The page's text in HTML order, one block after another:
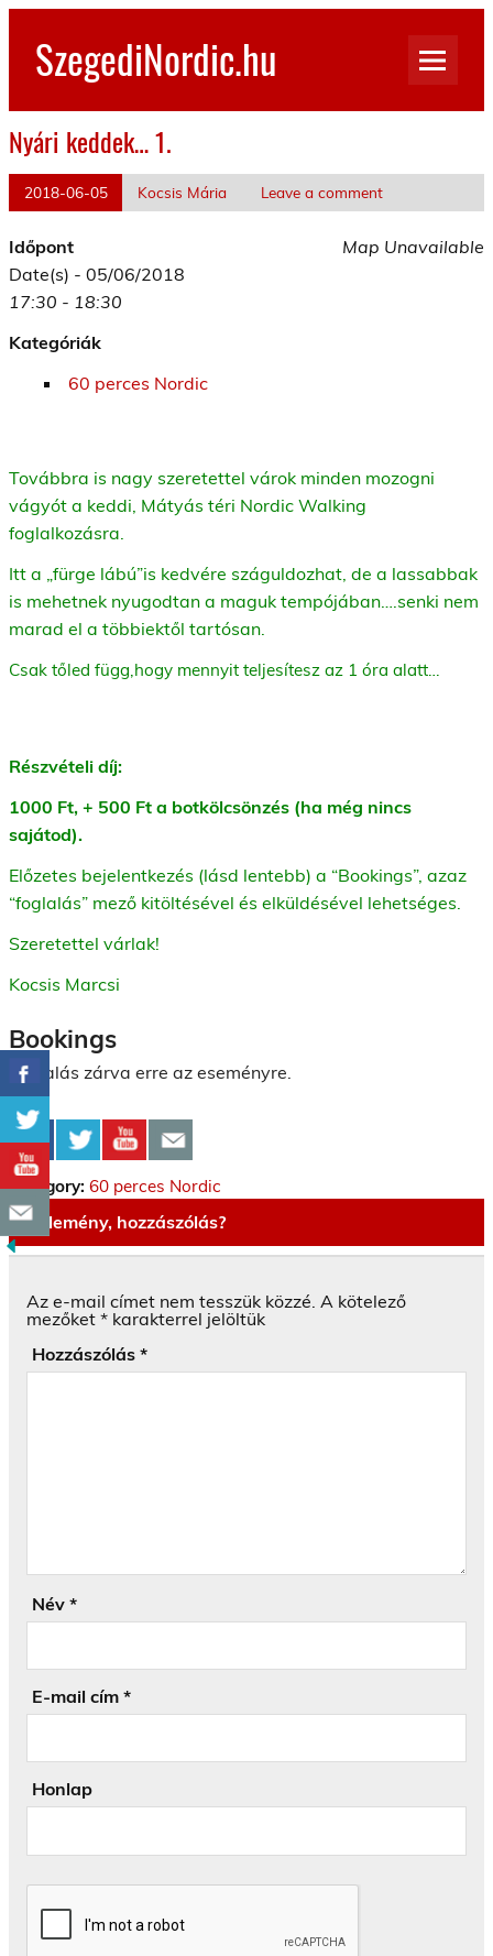
Skip
contentSzegediNordic.hu
Nyári keddek… 1.
2018-06-05 Kocsis Mária Leave a comment
Map Unavailable
Időpont
Date(s) - 05/06/2018
17:30 - 18:30
Kategóriák
60 perces Nordic
Továbbra is nagy szeretettel várok minden mozogni
vágyót a keddi, Mátyás téri Nordic Walking
foglalkozásra.
Itt a „fürge lábú”is kedvére száguldozhat, de a lassabbak
is mehetnek nyugodtan a maguk tempójában….senki nem
marad el a többiektől tartósan.
Csak tőled függ,hogy mennyit teljesítesz az 1 óra alatt…
Részvételi díj:
1000 Ft, + 500 Ft a botkölcsönzés (ha még nincs
sajátod).
Előzetes bejelentkezés (lásd lentebb) a “Bookings”, azaz
“foglalás” mező kitöltésével és elküldésével lehetséges.
Szeretettel várlak!
Kocsis Marcsi
Bookings
Foglalás zárva erre az eseményre.
Category: 60 perces Nordic
Vélemény, hozzászólás?
Az e-mail címet nem tesszük közzé. A kötelező
mezőket * karakterrel jelöltük
Hozzászólás *
Név *
E-mail cím *
Honlap